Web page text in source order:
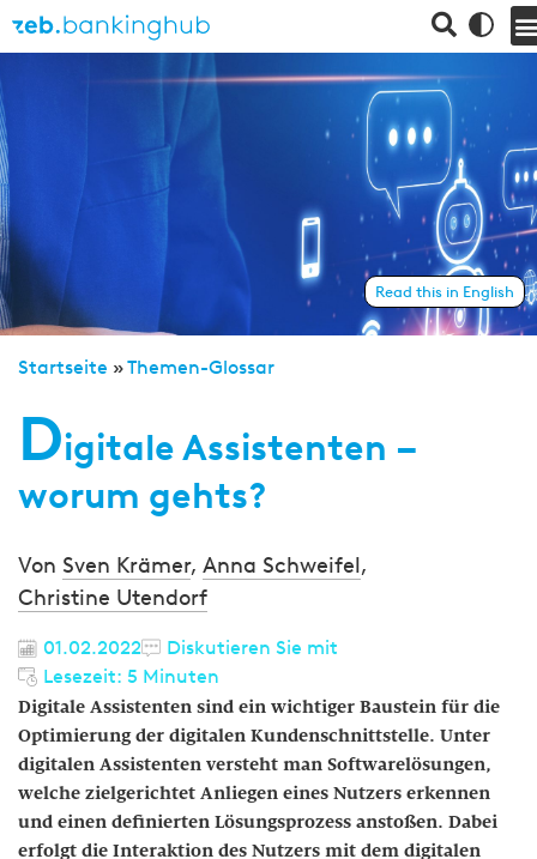
Startseite »Themen-Glossar
Read this in English
Digitale Assistenten –
worum gehts?
Von Sven Krämer, Anna Schweifel,
Christine Utendorf
01.02.2022
Diskutieren Sie mit
Lesezeit: 5 Minuten
Digitale Assistenten sind ein wichtiger Baustein für die
Optimierung der digitalen Kundenschnittstelle. Unter
digitalen Assistenten versteht man Softwarelösungen,
welche zielgerichtet Anliegen eines Nutzers erkennen
und einen definierten Lösungsprozess anstoßen. Dabei
erfolgt die Interaktion des Nutzers mit dem digitalen